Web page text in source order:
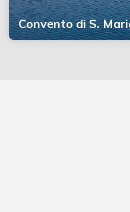
Convento di S.